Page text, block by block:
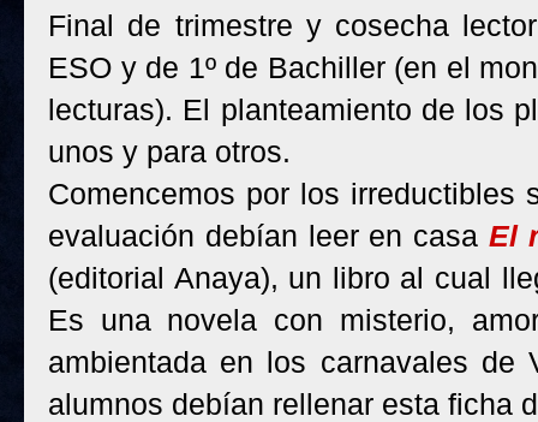
Final de trimestre y cosecha
ESO y de 1º de Bachiller (en el
lecturas). El planteamiento de los
unos y para otros.
Comencemos por los irreductibles
evaluación debían leer en casaEl
(editorial Anaya), un libro al cual
Es una novela con misterio,
ambientada en los carnavales de
alumnos debían rellenar esta ficha